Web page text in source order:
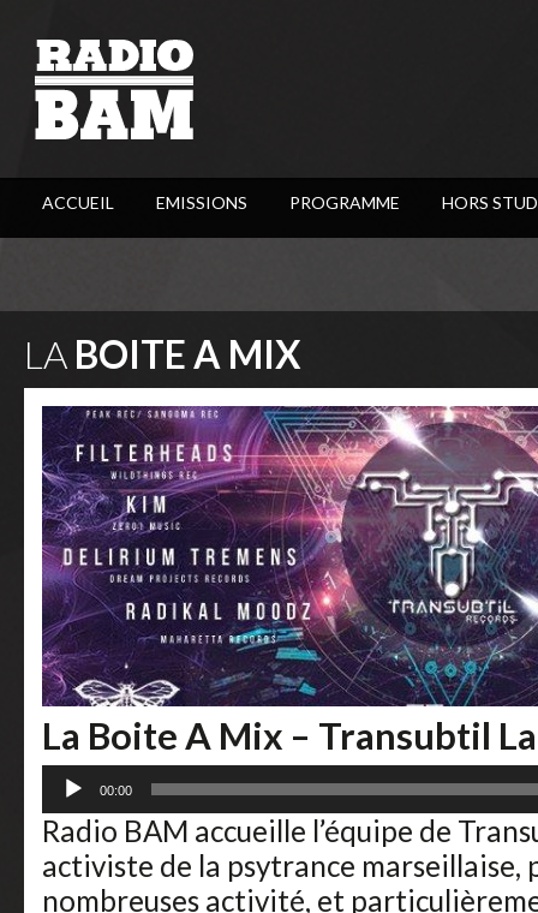
ACCUEIL EMISSIONS PROGRAMME HORS
LA BOITE A MIX
La Boite A Mix – Transubtil
Lecteur
audio
00:00
Radio BAM accueille l’équipe de
activiste de la psytrance marseillaise,
nombreuses activité, et